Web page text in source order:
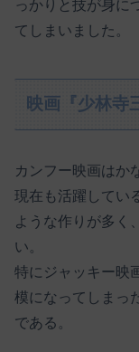
っかりと技が身に
てしまいました。
映画『少林寺
カンフー映画はか
現在も活躍してい
ような作りが多く
い。
特にジャッキー映
模になってしまっ
である。